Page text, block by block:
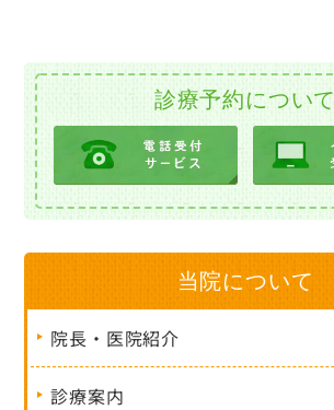
診療予約について
当院について
院長・医院紹介
診療案内